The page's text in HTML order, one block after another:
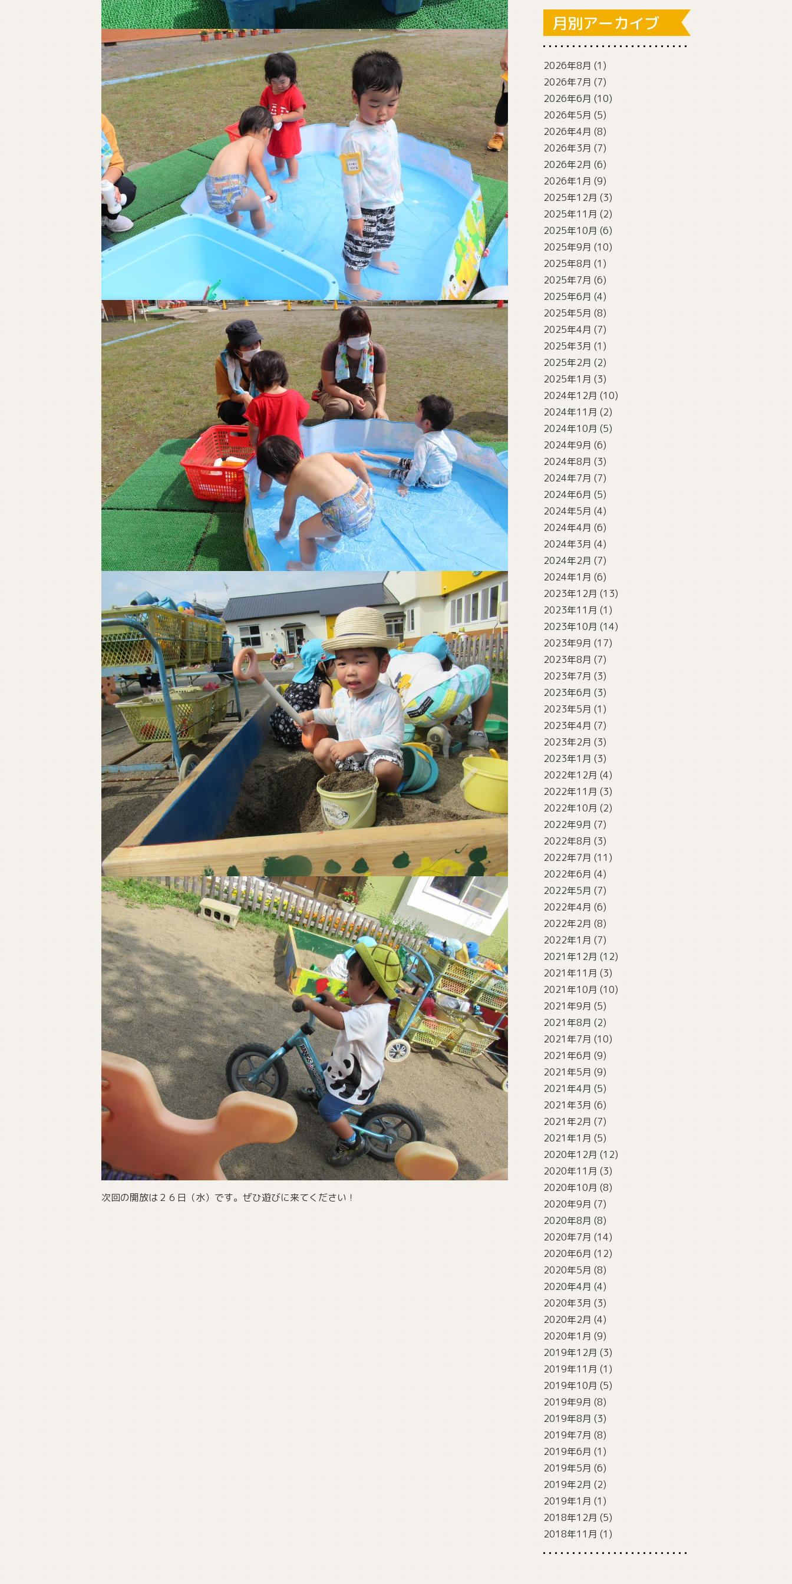
次回の開放は２６日（水）です。ぜひ遊びに来てください！
月別アーカイブ
2026年8月 (1)
2026年7月 (7)
2026年6月 (10)
2026年5月 (5)
2026年4月 (8)
2026年3月 (7)
2026年2月 (6)
2026年1月 (9)
2025年12月 (3)
2025年11月 (2)
2025年10月 (6)
2025年9月 (10)
2025年8月 (1)
2025年7月 (6)
2025年6月 (4)
2025年5月 (8)
2025年4月 (7)
2025年3月 (1)
2025年2月 (2)
2025年1月 (3)
2024年12月 (10)
2024年11月 (2)
2024年10月 (5)
2024年9月 (6)
2024年8月 (3)
2024年7月 (7)
2024年6月 (5)
2024年5月 (4)
2024年4月 (6)
2024年3月 (4)
2024年2月 (7)
2024年1月 (6)
2023年12月 (13)
2023年11月 (1)
2023年10月 (14)
2023年9月 (17)
2023年8月 (7)
2023年7月 (3)
2023年6月 (3)
2023年5月 (1)
2023年4月 (7)
2023年2月 (3)
2023年1月 (3)
2022年12月 (4)
2022年11月 (3)
2022年10月 (2)
2022年9月 (7)
2022年8月 (3)
2022年7月 (11)
2022年6月 (4)
2022年5月 (7)
2022年4月 (6)
2022年2月 (8)
2022年1月 (7)
2021年12月 (12)
2021年11月 (3)
2021年10月 (10)
2021年9月 (5)
2021年8月 (2)
2021年7月 (10)
2021年6月 (9)
2021年5月 (9)
2021年4月 (5)
2021年3月 (6)
2021年2月 (7)
2021年1月 (5)
2020年12月 (12)
2020年11月 (3)
2020年10月 (8)
2020年9月 (7)
2020年8月 (8)
2020年7月 (14)
2020年6月 (12)
2020年5月 (8)
2020年4月 (4)
2020年3月 (3)
2020年2月 (4)
2020年1月 (9)
2019年12月 (3)
2019年11月 (1)
2019年10月 (5)
2019年9月 (8)
2019年8月 (3)
2019年7月 (8)
2019年6月 (1)
2019年5月 (6)
2019年2月 (2)
2019年1月 (1)
2018年12月 (5)
2018年11月 (1)